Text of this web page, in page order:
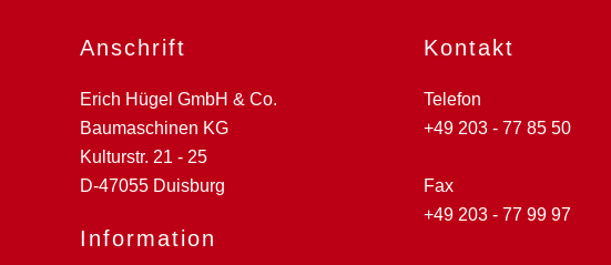
Anschrift
Erich Hügel GmbH & Co.
Baumaschinen KG
Kulturstr. 21 - 25
D-47055 Duisburg
Information
Kontakt
Telefon
+49 203 - 77 85 50
Fax
+49 203 - 77 99 97